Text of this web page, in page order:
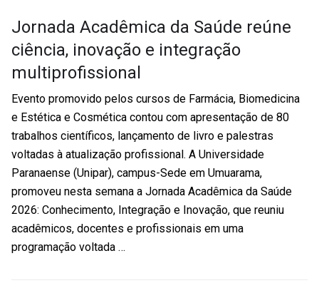
Jornada Acadêmica da Saúde reúne
ciência, inovação e integração
multiprofissional
Evento promovido pelos cursos de Farmácia, Biomedicina
e Estética e Cosmética contou com apresentação de 80
trabalhos científicos, lançamento de livro e palestras
voltadas à atualização profissional. A Universidade
Paranaense (Unipar), campus-Sede em Umuarama,
promoveu nesta semana a Jornada Acadêmica da Saúde
2026: Conhecimento, Integração e Inovação, que reuniu
acadêmicos, docentes e profissionais em uma
programação voltada …